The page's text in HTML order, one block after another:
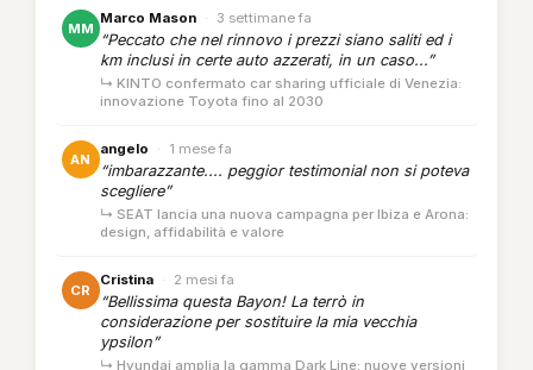
MM
Marco Mason · 3 settimane fa
“Peccato che nel rinnovo i prezzi siano saliti ed i
km inclusi in certe auto azzerati, in un caso...”
↳ KINTO confermato car sharing ufficiale di Venezia:
innovazione Toyota fino al 2030
AN
angelo · 1 mese fa
“imbarazzante.... peggior testimonial non si poteva
scegliere”
↳ SEAT lancia una nuova campagna per Ibiza e Arona:
design, affidabilità e valore
CR
Cristina · 2 mesi fa
“Bellissima questa Bayon! La terrò in
considerazione per sostituire la mia vecchia
ypsilon”
↳ Hyundai amplia la gamma Dark Line: nuove versioni